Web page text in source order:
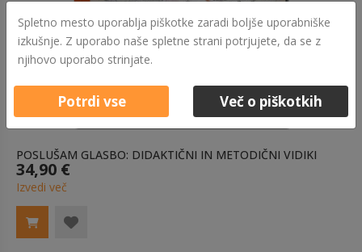
POSLUŠAM GLASBO: DIDAKTIČNI IN METODIČNI VIDIKI
34,90 €
Izvedi več
Spletno mesto uporablja piškotke zaradi boljše uporabniške
izkušnje. Z uporabo naše spletne strani potrjujete, da se z
njihovo uporabo strinjate.
Potrdi vse Več o piškotkih